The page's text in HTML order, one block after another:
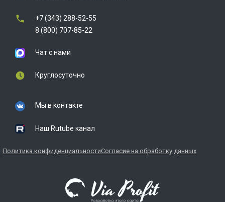
+7 (343) 288-52-55
8 (800) 707-85-22
Чат с нами
Круглосуточно
Мы в контакте
Наш Rutube канал
Политика конфиденциальностиСогласие на обработку данных